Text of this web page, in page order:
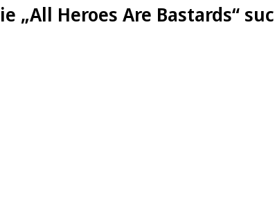
„All Heroes Are Bastards“